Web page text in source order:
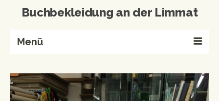
Buchbekleidung an der Limmat
Menü
Buchbinderei